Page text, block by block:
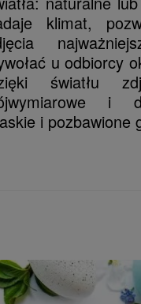
klimat,
u odbiorcy
światłu
i
i pozbawione